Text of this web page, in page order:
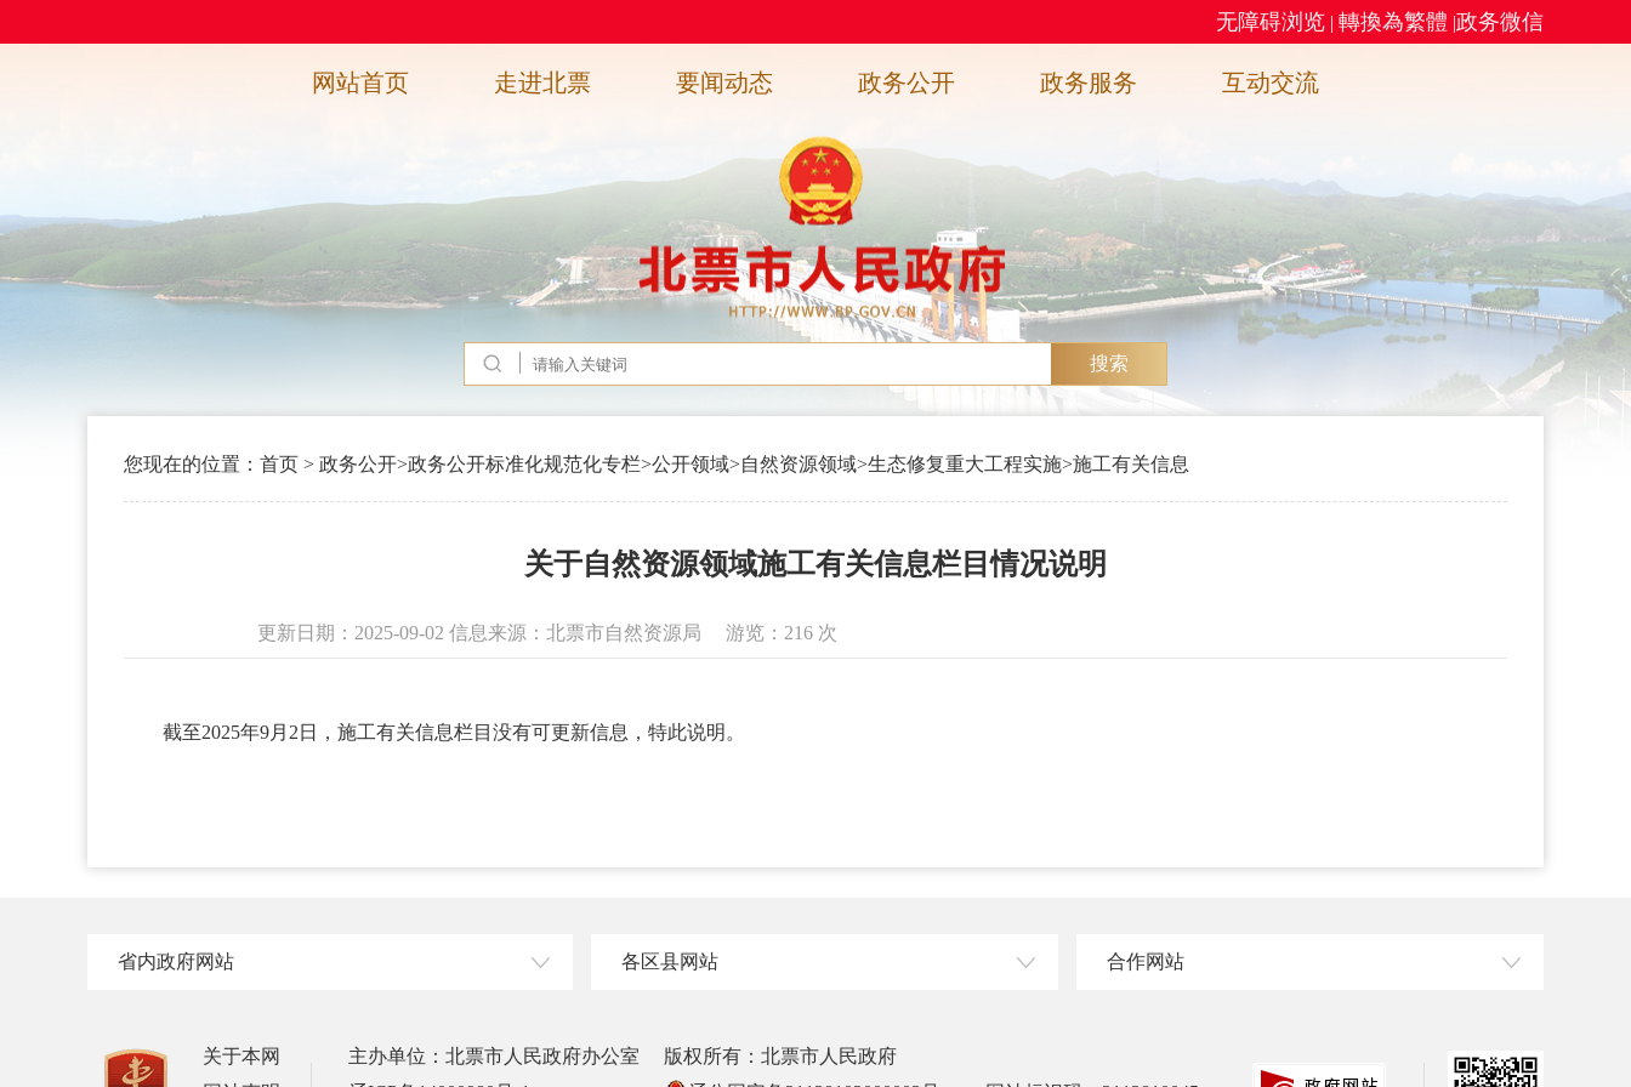
无障碍浏览 | 轉換為繁體 |政务微信
网站首页 走进北票 要闻动态 政务公开 政务服务 互动交流
搜索
您现在的位置： 首页 > 政务公开>政务公开标准化规范化专栏>公开领域>自然资源领域>生态修复重大工程实施>施工有关信息
关于自然资源领域施工有关信息栏目情况说明
更新日期：2025-09-02 信息来源：北票市自然资源局 游览： 216 次
截至2025年9月2日，施工有关信息栏目没有可更新信息，特此说明。
省内政府网站 各区县网站 合作网站
关于本网
主办单位：北票市人民政府办公室
版权所有：北票市人民政府